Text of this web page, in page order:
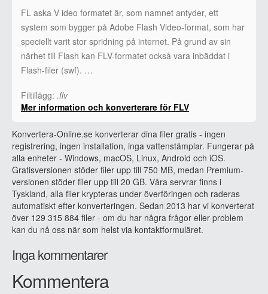
FL aska V ideo formatet är, som namnet antyder, ett
system som bygger på Adobe Flash Video-format, som har
speciellt varit stor spridning på internet. På grund av sin
närhet till Flash kan FLV-formatet också vara inbäddat i
Flash-filer (swf). …
Filtillägg: .flv
Mer information och konverterare för FLV
Konvertera-Online.se konverterar dina filer gratis - ingen
registrering, ingen installation, inga vattenstämplar. Fungerar på
alla enheter - Windows, macOS, Linux, Android och iOS.
Gratisversionen stöder filer upp till 750 MB, medan Premium-
versionen stöder filer upp till 20 GB. Våra servrar finns i
Tyskland, alla filer krypteras under överföringen och raderas
automatiskt efter konverteringen. Sedan 2013 har vi konverterat
över 129 315 884 filer - om du har några frågor eller problem
kan du nå oss när som helst via kontaktformuläret.
Inga kommentarer
Kommentera